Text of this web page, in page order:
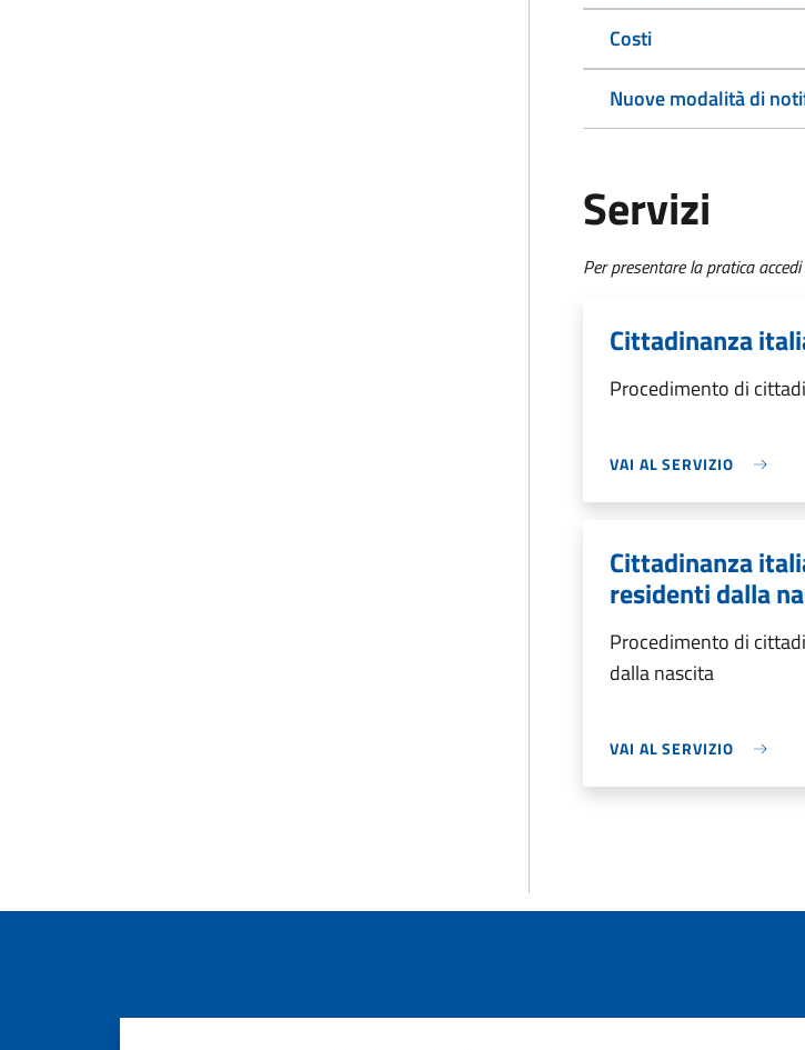
Costi
Nuove modalità di
Servizi
Per presentare la pratica
Cittadinanza
Procedimento di
VAI AL SERVIZIO
Cittadinanza
residenti dalla
Procedimento di
dalla nascita
VAI AL SERVIZIO